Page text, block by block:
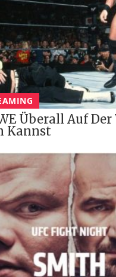
Überall Auf Der
Kannst